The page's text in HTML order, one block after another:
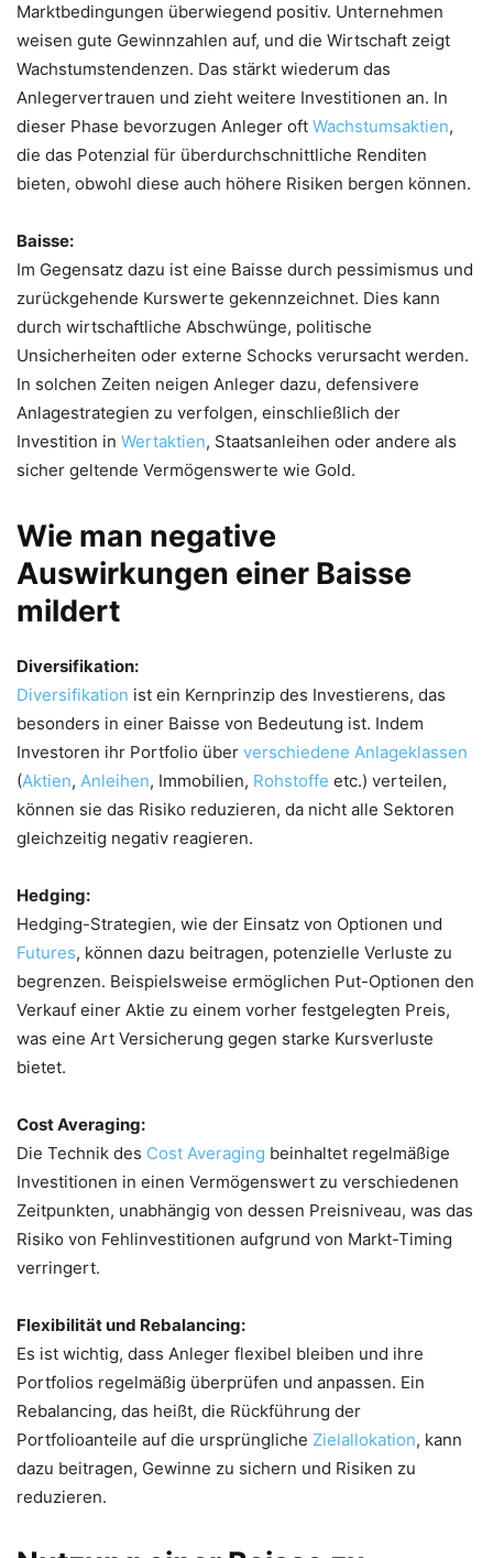
Marktbedingungen überwiegend positiv. Unternehmen
weisen gute Gewinnzahlen auf, und die Wirtschaft zeigt
Wachstumstendenzen. Das stärkt wiederum das
Anlegervertrauen und zieht weitere Investitionen an. In
dieser Phase bevorzugen Anleger oft Wachstumsaktien,
die das Potenzial für überdurchschnittliche Renditen
bieten, obwohl diese auch höhere Risiken bergen können.
Baisse:
Im Gegensatz dazu ist eine Baisse durch pessimismus und
zurückgehende Kurswerte gekennzeichnet. Dies kann
durch wirtschaftliche Abschwünge, politische
Unsicherheiten oder externe Schocks verursacht werden.
In solchen Zeiten neigen Anleger dazu, defensivere
Anlagestrategien zu verfolgen, einschließlich der
Investition in Wertaktien, Staatsanleihen oder andere als
sicher geltende Vermögenswerte wie Gold.
Wie man negative
Auswirkungen einer Baisse
mildert
Diversifikation:
Diversifikation ist ein Kernprinzip des Investierens, das
besonders in einer Baisse von Bedeutung ist. Indem
Investoren ihr Portfolio über verschiedene Anlageklassen
(Aktien, Anleihen, Immobilien, Rohstoffe etc.) verteilen,
können sie das Risiko reduzieren, da nicht alle Sektoren
gleichzeitig negativ reagieren.
Hedging:
Hedging-Strategien, wie der Einsatz von Optionen und
Futures, können dazu beitragen, potenzielle Verluste zu
begrenzen. Beispielsweise ermöglichen Put-Optionen den
Verkauf einer Aktie zu einem vorher festgelegten Preis,
was eine Art Versicherung gegen starke Kursverluste
bietet.
Cost Averaging:
Die Technik des Cost Averaging beinhaltet regelmäßige
Investitionen in einen Vermögenswert zu verschiedenen
Zeitpunkten, unabhängig von dessen Preisniveau, was das
Risiko von Fehlinvestitionen aufgrund von Markt-Timing
verringert.
Flexibilität und Rebalancing:
Es ist wichtig, dass Anleger flexibel bleiben und ihre
Portfolios regelmäßig überprüfen und anpassen. Ein
Rebalancing, das heißt, die Rückführung der
Portfolioanteile auf die ursprüngliche Zielallokation, kann
dazu beitragen, Gewinne zu sichern und Risiken zu
reduzieren.